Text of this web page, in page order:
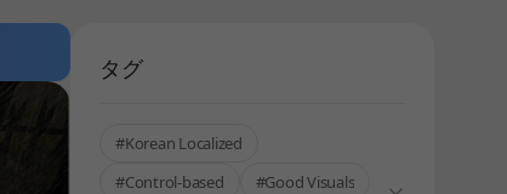
タグ
#Korean Localized
#Control-based
#Good Visuals